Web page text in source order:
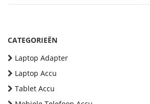
CATEGORIEËN
Laptop Adapter
Laptop Accu
Tablet Accu